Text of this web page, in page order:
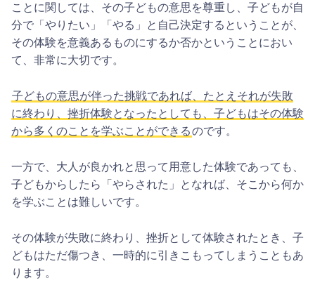
ことに関しては、その子どもの意思を尊重し、子どもが自
分で「やりたい」「やる」と自己決定するということが、
その体験を意義あるものにするか否かということにおい
て、非常に大切です。
子どもの意思が伴った挑戦であれば、たとえそれが失敗
に終わり、挫折体験となったとしても、子どもはその体験
から多くのことを学ぶことができるのです。
一方で、大人が良かれと思って用意した体験であっても、
子どもからしたら「やらされた」となれば、そこから何か
を学ぶことは難しいです。
その体験が失敗に終わり、挫折として体験されたとき、子
どもはただ傷つき、一時的に引きこもってしまうこともあ
ります。